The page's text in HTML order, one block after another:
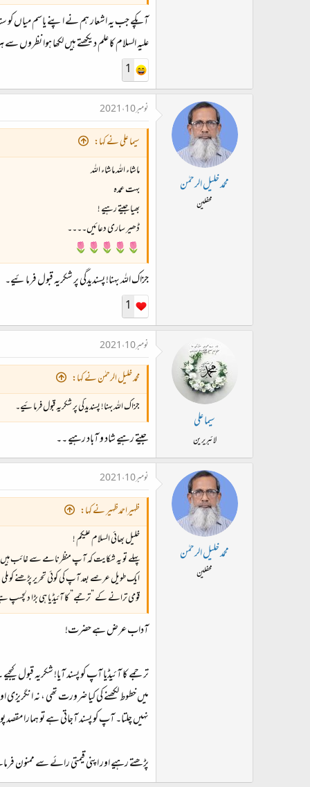
آپکے جب یہ اشعار ہم نے اپنے یاسم میاں کو
علیہ السلام کا علم دیکھتے ہیں لکھا ہوا
1
محمد خلیل الرحمٰن
محفلین
نومبر 10، 2021
سیما علی نے کہا:
ماشاء اللہ ماشاء اللہ
بہت عمدہ
بھیا جیتے رہیے !
ڈھیر ساری دعائیں۔۔۔۔
🌷🌷🌷🌷🌷
جزاک اللہ بہنا! پسندیدگی پر شکریہ قبول فرمائیے۔
1
سیما علی
لائبریرین
نومبر 10، 2021
محمد خلیل الرحمٰن نے کہا:
جزاک اللہ بہنا! پسندیدگی پر شکریہ قبول فرمائیے۔
جیتے رہیے شاد و آباد رہیے ۔۔
محمد خلیل الرحمٰن
محفلین
نومبر 10، 2021
ظہیراحمدظہیر نے کہا:
خلیل بھائی السلام علیکم !
پہلے تو یہ شکایت کہ آپ منظرنامے سے غائب
ایک طویل عرصے بعد آپ کی کوئی تحریر پڑھنے
قومی ترانے کے ”ترجمے” کا آئیڈیا ہی بڑا
آداب عرض ہے حضرت!
ترجمے کا آئیڈیا آپ کو پسند آیا! شکریہ قبول
میں خطوط لکھنے کی کیا ضرورت تھی ، نہ
نہیں چلتا۔ آپ کو پسند آجاتی ہے تو ہمارا مقصد
پڑھتے رہیے اور اپنی قیمتی رائے سے